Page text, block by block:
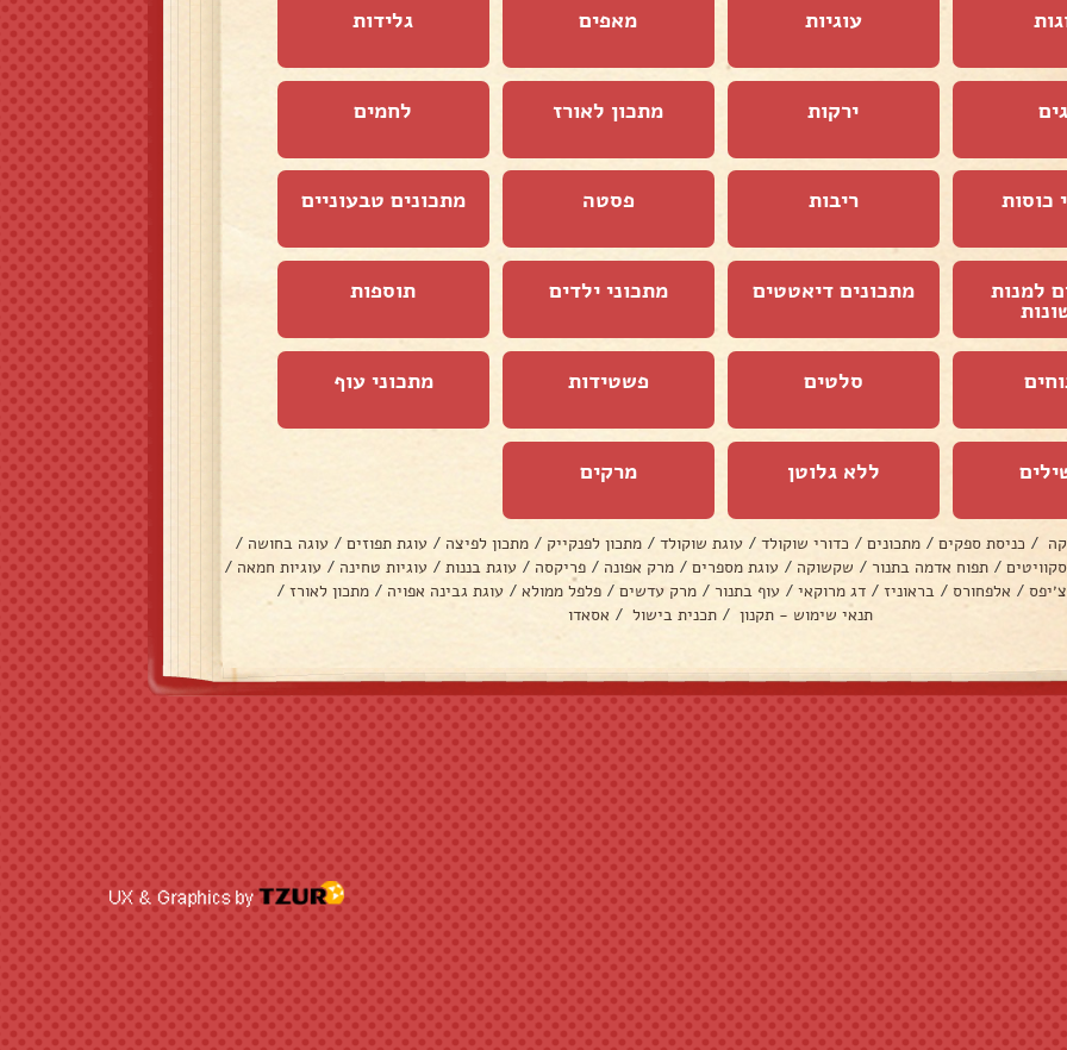
עוגיות מאפים גלידות
ירקות מתכון לאורז לחמים
כוסות ריבות פסטה מתכונים טבעוניים
למנות מתכונים דיאטטים מתכוני ילדים תוספות
סלטים פשטידות מתכוני עוף
ללא גלוטן מרקים
/ כניסת ספקים / מתכונים / כדורי שוקולד / עוגת שוקולד / מתכון לפנקייק / מתכון לפיצה / עוגת תפוזים / עוגה בחושה /
/ תפוח אדמה בתנור / שקשוקה / עוגת מספרים / מרק אפונה / פריקסה / עוגת בננות / עוגיות טחינה / עוגיות חמאה /
/ אלפחורס / בראוניז / דג מרוקאי / עוף בתנור / מרק עדשים / פלפל ממולא / עוגת גבינה אפויה / מתכון לאורז /
תנאי שימוש - תקנון / תכנית בישול / אסאדו